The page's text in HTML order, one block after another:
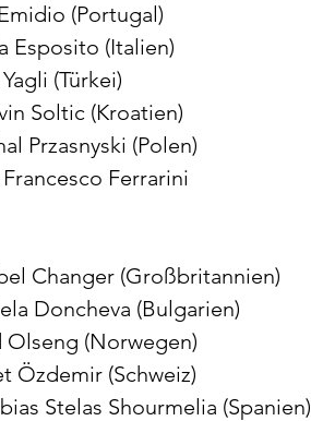
(Portugal)
Esposito (Italien)
(Türkei)
Soltic (Kroatien)
Przasnyski (Polen)
Ferrarini
Changer (Großbritannien)
Doncheva (Bulgarien)
Olseng (Norwegen)
Özdemir (Schweiz)
Stelas Shourmelia (Spanien)